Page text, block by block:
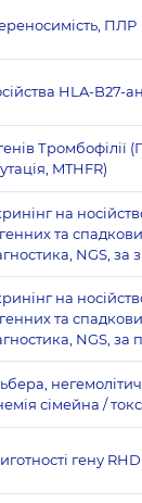
ПЛР
HLA-B27-
Тромбофілії
MTHFR)
на
та
NGS, за
на
та
NGS, за
сімейна /
гену RHD